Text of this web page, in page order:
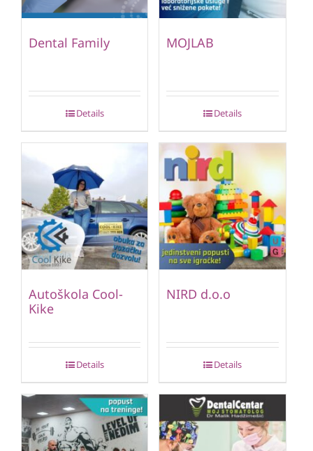
Dental Family
Details
MOJLAB
Details
Autoškola Cool-
Kike
Details
NIRD d.o.o
Details